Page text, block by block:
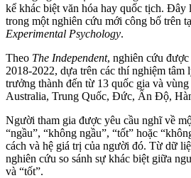
kể khác biệt văn hóa hay quốc tịch. Đây
trong một nghiên cứu mới công bố trên
Experimental Psychology.
Theo The Independent, nghiên cứu
2018-2022, dựa trên các thí nghiệm
trưởng thành đến từ 13 quốc gia và
Australia, Trung Quốc, Đức, Ấn Độ,
Người tham gia được yêu cầu nghĩ về
“ngầu”, “không ngầu”, “tốt” hoặc
cách và hệ giá trị của người đó. Từ dữ
nghiên cứu so sánh sự khác biệt giữa
và “tốt”.